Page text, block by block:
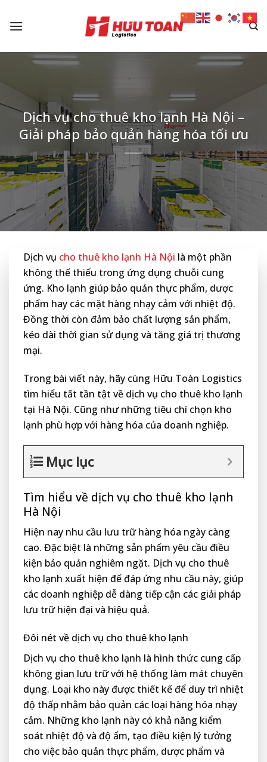
Dịch vụ cho thuê kho lạnh Hà Nội –
Giải pháp bảo quản hàng hóa tối ưu
Dịch vụ cho thuê kho lạnh Hà Nội là một phần
không thể thiếu trong ứng dụng chuỗi cung
ứng. Kho lạnh giúp bảo quản thực phẩm, dược
phẩm hay các mặt hàng nhạy cảm với nhiệt độ.
Đồng thời còn đảm bảo chất lượng sản phẩm,
kéo dài thời gian sử dụng và tăng giá trị thương
mại.
Trong bài viết này, hãy cùng Hữu Toàn Logistics
tìm hiểu tất tần tật về dịch vụ cho thuê kho lạnh
tại Hà Nội. Cũng như những tiêu chí chọn kho
lạnh phù hợp với hàng hóa của doanh nghiệp.
Mục lục
Tìm hiểu về dịch vụ cho thuê kho lạnh
Hà Nội
Hiện nay nhu cầu lưu trữ hàng hóa ngày càng
cao. Đặc biệt là những sản phẩm yêu cầu điều
kiện bảo quản nghiêm ngặt. Dịch vụ cho thuê
kho lạnh xuất hiện để đáp ứng nhu cầu này, giúp
các doanh nghiệp dễ dàng tiếp cận các giải pháp
lưu trữ hiện đại và hiệu quả.
Đôi nét về dịch vụ cho thuê kho lạnh
Dịch vụ cho thuê kho lạnh là hình thức cung cấp
không gian lưu trữ với hệ thống làm mát chuyên
dụng. Loại kho này được thiết kế để duy trì nhiệt
độ thấp nhằm bảo quản các loại hàng hóa nhạy
cảm. Những kho lạnh này có khả năng kiểm
soát nhiệt độ và độ ẩm, tạo điều kiện lý tưởng
cho việc bảo quản thực phẩm, dược phẩm và